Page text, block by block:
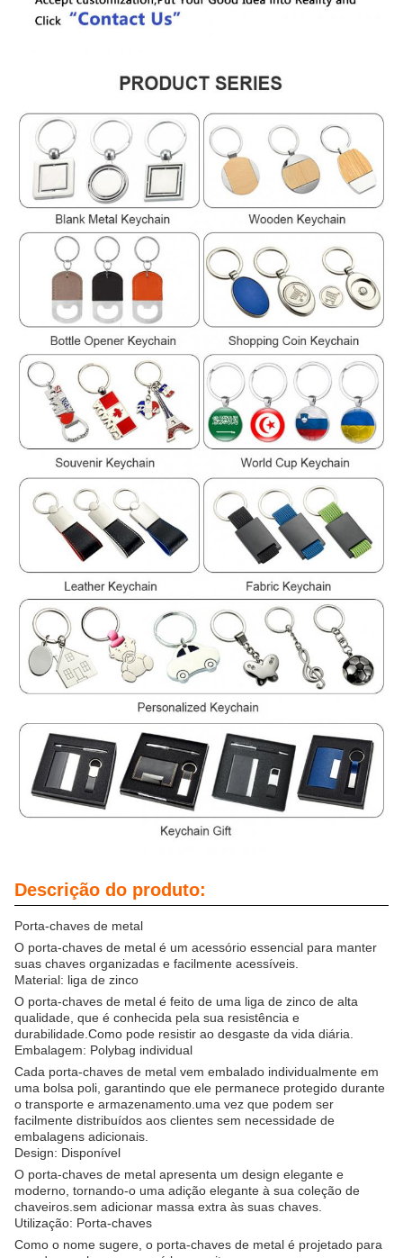
Descrição do produto:
Porta-chaves de metal
O porta-chaves de metal é um acessório essencial para manter
suas chaves organizadas e facilmente acessíveis.
Material: liga de zinco
O porta-chaves de metal é feito de uma liga de zinco de alta
qualidade, que é conhecida pela sua resistência e
durabilidade.Como pode resistir ao desgaste da vida diária.
Embalagem: Polybag individual
Cada porta-chaves de metal vem embalado individualmente em
uma bolsa poli, garantindo que ele permanece protegido durante
o transporte e armazenamento.uma vez que podem ser
facilmente distribuídos aos clientes sem necessidade de
embalagens adicionais.
Design: Disponível
O porta-chaves de metal apresenta um design elegante e
moderno, tornando-o uma adição elegante à sua coleção de
chaveiros.sem adicionar massa extra às suas chaves.
Utilização: Porta-chaves
Como o nome sugere, o porta-chaves de metal é projetado para